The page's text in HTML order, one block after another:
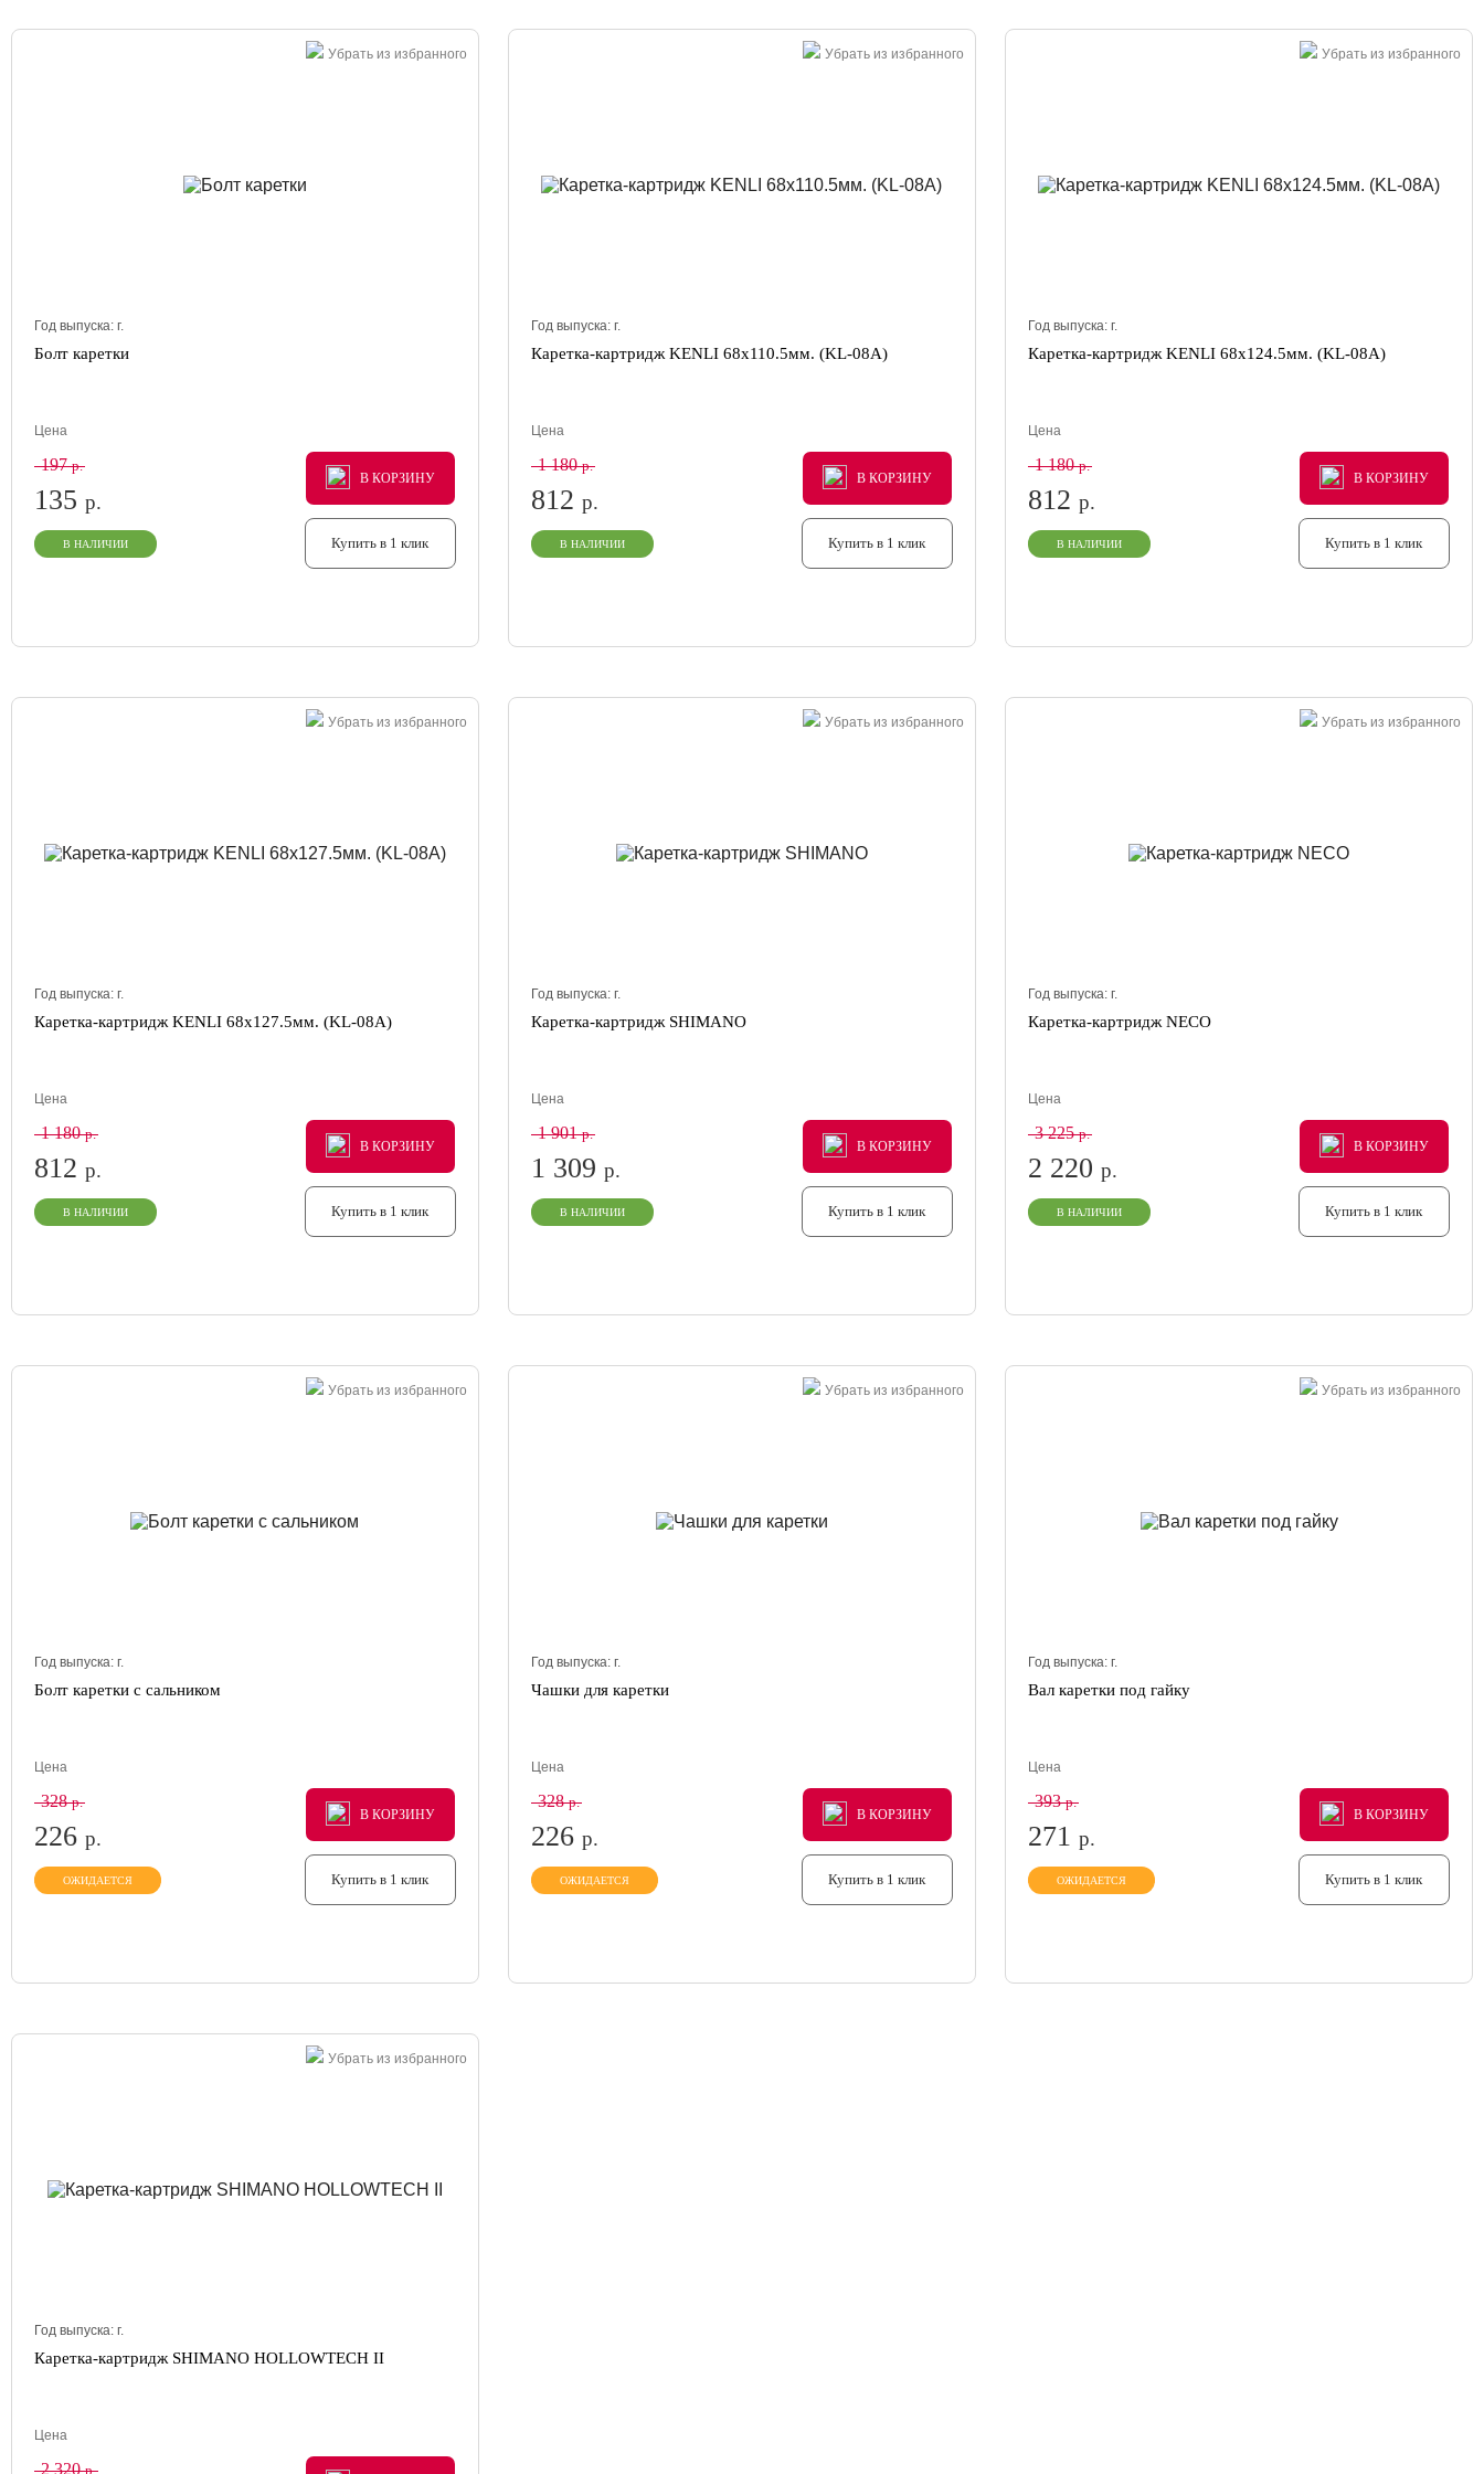
Убрать из избранного
Год выпуска: г.
Болт каретки
Цена
197р.
135 р.
В НАЛИЧИИ
В КОРЗИНУ
В КОРЗИНУ
В КОРЗИНУ
Купить в 1 клик
Убрать из избранного
Год выпуска:г.
Каретка-картридж KENLI 68x110.5мм. (KL-08A)
Цена
1 180р.
812р.
В НАЛИЧИИ
В КОРЗИНУ
В КОРЗИНУ
В КОРЗИНУ
Купить в 1 клик
Убрать из избранного
Год выпуска:г.
Каретка-картридж KENLI 68x124.5мм. (KL-08A)
Цена
1 180р.
812р.
В НАЛИЧИИ
В КОРЗИНУ
В КОРЗИНУ
В КОРЗИНУ
Купить в 1 клик
Убрать из избранного
Год выпуска: г.
Каретка-картридж KENLI 68x127.5мм. (KL-08A)
Цена
1 180р.
812 р.
В НАЛИЧИИ
В КОРЗИНУ
В КОРЗИНУ
В КОРЗИНУ
Купить в 1 клик
Убрать из избранного
Год выпуска:г.
Каретка-картридж SHIMANO
Цена
1 901р.
1 309р.
В НАЛИЧИИ
В КОРЗИНУ
В КОРЗИНУ
В КОРЗИНУ
Купить в 1 клик
Убрать из избранного
Год выпуска:г.
Каретка-картридж NECO
Цена
3 225р.
2 220р.
В НАЛИЧИИ
В КОРЗИНУ
В КОРЗИНУ
В КОРЗИНУ
Купить в 1 клик
Убрать из избранного
Год выпуска: г.
Болт каретки с сальником
Цена
328р.
226 р.
ОЖИДАЕТСЯ
В КОРЗИНУ
В КОРЗИНУ
В КОРЗИНУ
Купить в 1 клик
Убрать из избранного
Год выпуска:г.
Чашки для каретки
Цена
328р.
226р.
ОЖИДАЕТСЯ
В КОРЗИНУ
В КОРЗИНУ
В КОРЗИНУ
Купить в 1 клик
Убрать из избранного
Год выпуска:г.
Вал каретки под гайку
Цена
393р.
271р.
ОЖИДАЕТСЯ
В КОРЗИНУ
В КОРЗИНУ
В КОРЗИНУ
Купить в 1 клик
Убрать из избранного
Год выпуска: г.
Каретка-картридж SHIMANO HOLLOWTECH II
Цена
2 320р.